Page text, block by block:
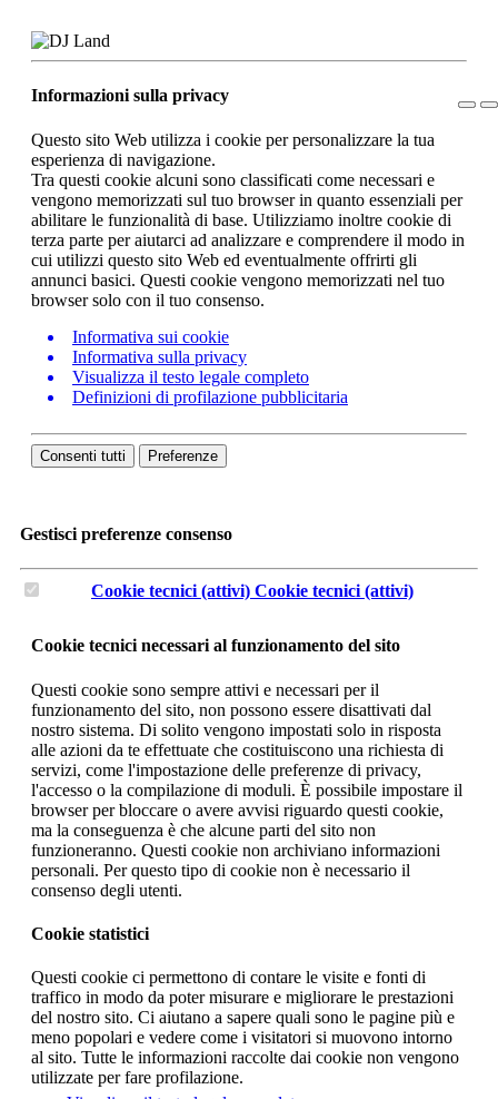
Informazioni sulla privacy
Questo sito Web utilizza i cookie per personalizzare la tua
esperienza di navigazione.
Tra questi cookie alcuni sono classificati come necessari e
vengono memorizzati sul tuo browser in quanto essenziali per
abilitare le funzionalità di base. Utilizziamo inoltre cookie di
terza parte per aiutarci ad analizzare e comprendere il modo in
cui utilizzi questo sito Web ed eventualmente offrirti gli
annunci basici. Questi cookie vengono memorizzati nel tuo
browser solo con il tuo consenso.
Informativa sui cookie
Informativa sulla privacy
Visualizza il testo legale completo
Definizioni di profilazione pubblicitaria
Consenti tutti Preferenze
Gestisci preferenze consenso
Cookie tecnici (attivi) Cookie tecnici (attivi)
Cookie tecnici necessari al funzionamento del sito
Questi cookie sono sempre attivi e necessari per il
funzionamento del sito, non possono essere disattivati dal
nostro sistema. Di solito vengono impostati solo in risposta
alle azioni da te effettuate che costituiscono una richiesta di
servizi, come l'impostazione delle preferenze di privacy,
l'accesso o la compilazione di moduli. È possibile impostare il
browser per bloccare o avere avvisi riguardo questi cookie,
ma la conseguenza è che alcune parti del sito non
funzioneranno. Questi cookie non archiviano informazioni
personali. Per questo tipo di cookie non è necessario il
consenso degli utenti.
Cookie statistici
Questi cookie ci permettono di contare le visite e fonti di
traffico in modo da poter misurare e migliorare le prestazioni
del nostro sito. Ci aiutano a sapere quali sono le pagine più e
meno popolari e vedere come i visitatori si muovono intorno
al sito. Tutte le informazioni raccolte dai cookie non vengono
utilizzate per fare profilazione.